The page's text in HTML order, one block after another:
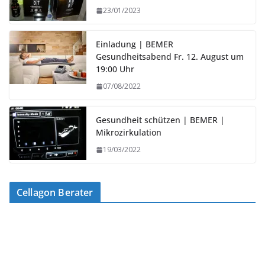
23/01/2023
Einladung | BEMER
Gesundheitsabend Fr. 12. August um
19:00 Uhr
07/08/2022
Gesundheit schützen | BEMER |
Mikrozirkulation
19/03/2022
Cellagon Berater